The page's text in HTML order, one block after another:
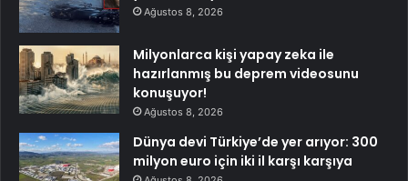
Ağustos 8, 2026
Milyonlarca kişi yapay zeka ile
hazırlanmış bu deprem videosunu
konuşuyor!
Ağustos 8, 2026
Dünya devi Türkiye’de yer arıyor: 300
milyon euro için iki il karşı karşıya